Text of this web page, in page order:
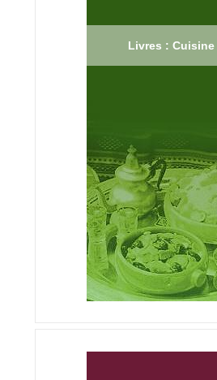
Livres : Cuisine